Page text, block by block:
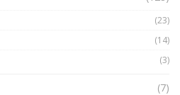
(23)
(14)
(3)
(7)